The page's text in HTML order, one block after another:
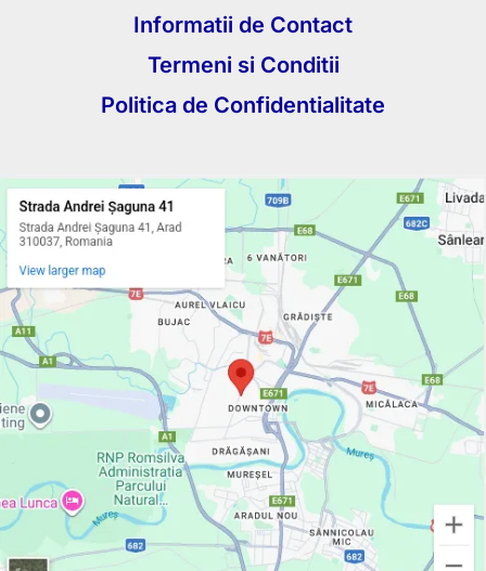
Informatii de Contact
Termeni si Conditii
Politica de Confidentialitate